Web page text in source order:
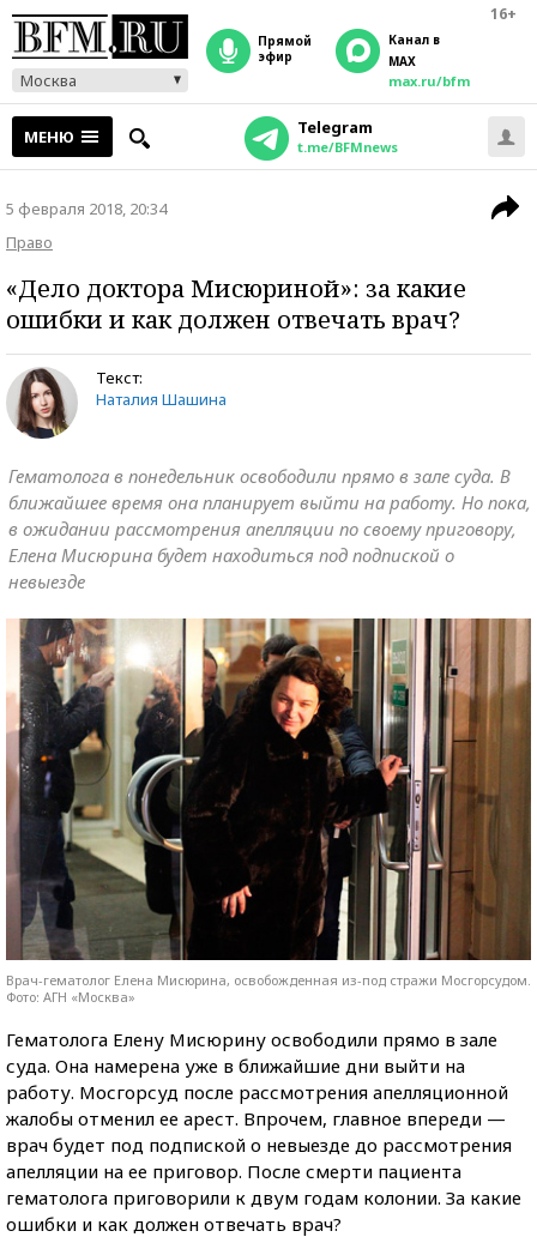
16+
Москва
прямой
эфир
Канал в
MAX
max.ru/bfm
МЕНЮ Telegram
t.me/BFMnews
5 февраля 2018, 20:34
Право
«Дело доктора Мисюриной»: за какие
ошибки и как должен отвечать врач?
Текст:
Наталия Шашина
Гематолога в понедельник освободили прямо в зале суда. В
ближайшее время она планирует выйти на работу. Но пока,
в ожидании рассмотрения апелляции по своему приговору,
Елена Мисюрина будет находиться под подпиской о
невыезде
Врач-гематолог Елена Мисюрина, освобожденная из-под стражи Мосгорсудом.
Фото: АГН «Москва»
Гематолога Елену Мисюрину освободили прямо в зале
суда. Она намерена уже в ближайшие дни выйти на
работу. Мосгорсуд после рассмотрения апелляционной
жалобы отменил ее арест. Впрочем, главное впереди —
врач будет под подпиской о невыезде до рассмотрения
апелляции на ее приговор. После смерти пациента
гематолога приговорили к двум годам колонии. За какие
ошибки и как должен отвечать врач?